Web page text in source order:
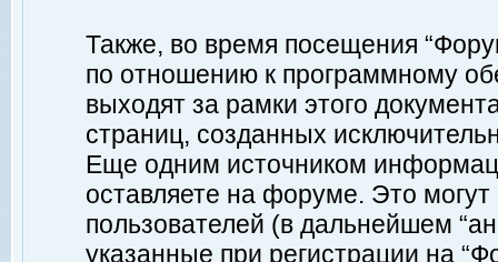
Также, во время посещения
по отношению к программному
выходят за рамки этого
страниц, созданных
Еще одним источником
оставляете на форуме. Это
пользователей (в дальнейшем
указанные при регистрации на